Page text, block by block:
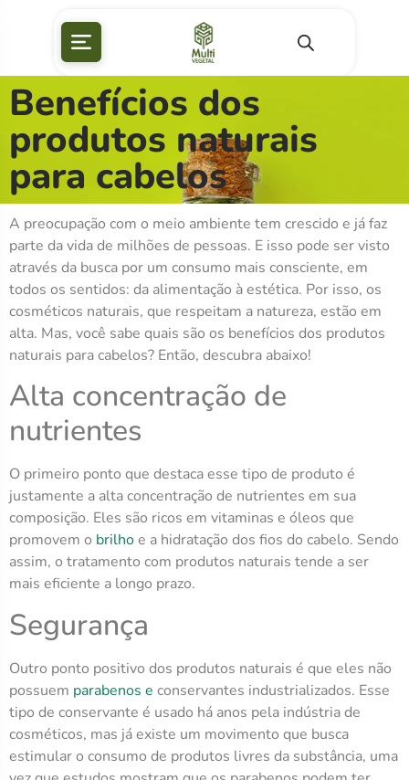
Benefícios dos
produtos naturais
para cabelos
A preocupação com o meio ambiente tem crescido e já faz
parte da vida de milhões de pessoas. E isso pode ser visto
através da busca por um consumo mais consciente, em
todos os sentidos: da alimentação à estética. Por isso, os
cosméticos naturais, que respeitam a natureza, estão em
alta. Mas, você sabe quais são os benefícios dos produtos
naturais para cabelos? Então, descubra abaixo!
Alta concentração de
nutrientes
O primeiro ponto que destaca esse tipo de produto é
justamente a alta concentração de nutrientes em sua
composição. Eles são ricos em vitaminas e óleos que
promovem o brilhoe a hidratação dos fios do cabelo. Sendo
assim, o tratamento com produtos naturais tende a ser
mais eficiente a longo prazo.
Segurança
Outro ponto positivo dos produtos naturais é que eles não
possuem parabenos e conservantes industrializados. Esse
tipo de conservante é usado há anos pela indústria de
cosméticos, mas já existe um movimento que busca
estimular o consumo de produtos livres da substância, uma